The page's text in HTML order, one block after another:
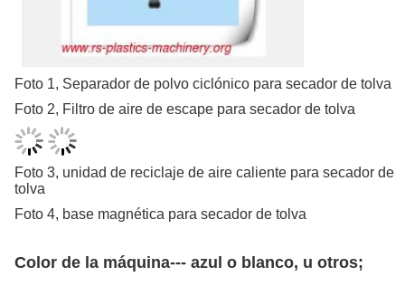
Foto 1, Separador de polvo ciclónico para secador de tolva
Foto 2, Filtro de aire de escape para secador de tolva
Foto 3, unidad de reciclaje de aire caliente para secador de
tolva
Foto 4, base magnética para secador de tolva
Color de la máquina--- azul o blanco, u otros;